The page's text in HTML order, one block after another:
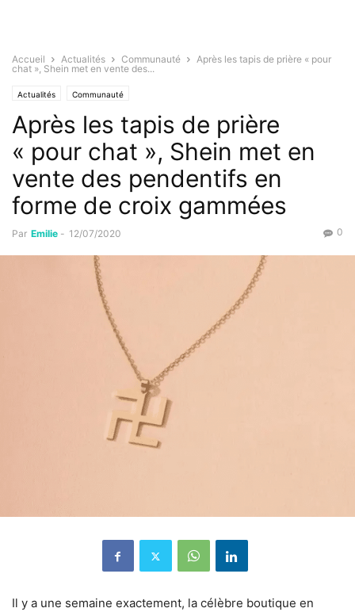
Accueil Actualités Communauté
Après les tapis de prière « pour
chat », Shein met en vente des...
Actualités Communauté
Après les tapis de prière
« pour chat », Shein met en
vente des pendentifs en
forme de croix gammées
Par Emilie - 12/07/2020 0
Il y a une semaine exactement, la célèbre boutique en